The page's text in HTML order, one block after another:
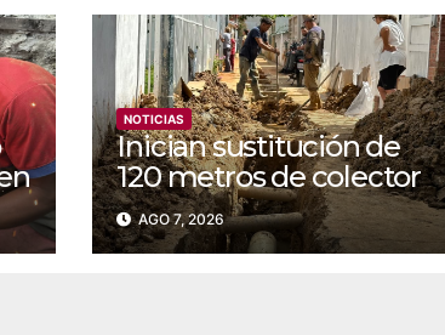
NOTICIAS
Inician sustitución de
120 metros de colector
para aguas servidas en
Coche
AGO 7, 2026